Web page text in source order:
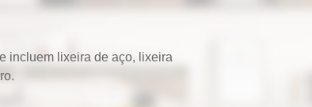
incluem lixeira de aço, lixeira